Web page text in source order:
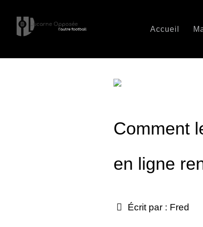
Accueil
Comment
en ligne
Écrit par : Fred